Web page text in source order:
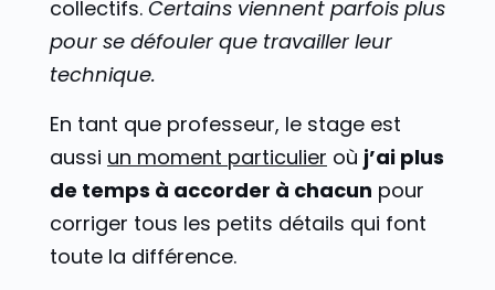
collectifs. Certains viennent parfois plus
pour se défouler que travailler leur
technique.
En tant que professeur, le stage est
aussi un moment particulier où j’ai plus
de temps à accorder à chacun pour
corriger tous les petits détails qui font
toute la différence.